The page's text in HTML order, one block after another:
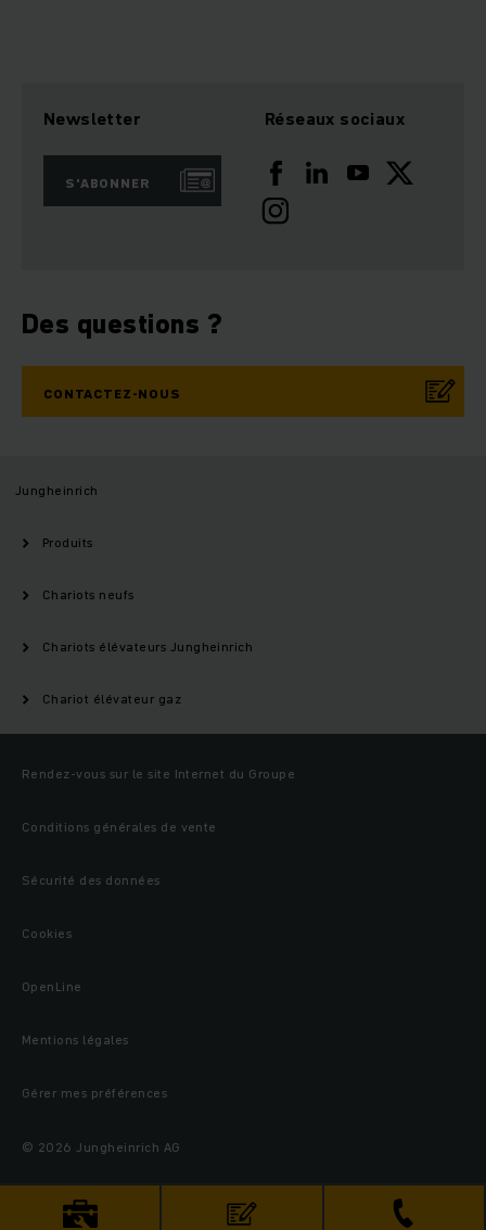
Newsletter
S'ABONNER
Réseaux sociaux
Des questions ?
CONTACTEZ-NOUS
Jungheinrich
Produits
Chariots neufs
Chariots élévateurs Jungheinrich
Chariot élévateur gaz
Rendez-vous sur le site Internet du Groupe
Conditions générales de vente
Sécurité des données
Cookies
OpenLine
Mentions légales
Gérer mes préférences
© 2026 Jungheinrich AG